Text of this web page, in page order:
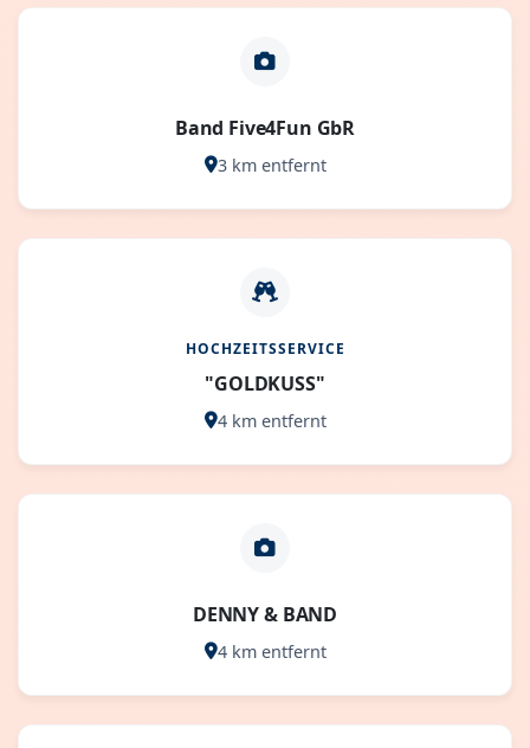
Band Five4Fun GbR
3 km entfernt
HOCHZEITSSERVICE
"GOLDKUSS"
4 km entfernt
DENNY & BAND
4 km entfernt